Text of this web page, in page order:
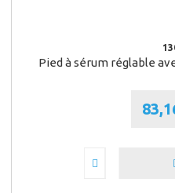
Pied à sérum réglable